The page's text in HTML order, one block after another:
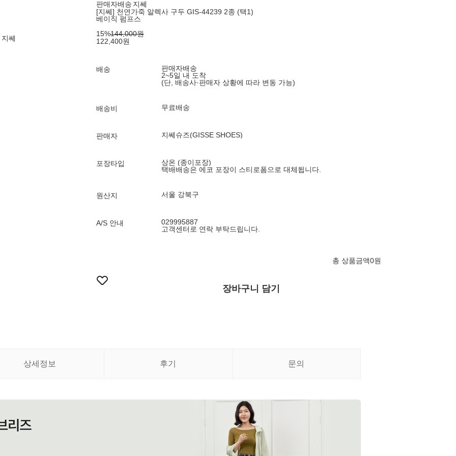
쎄
판매자배송 지쎄
[지쎄] 천연가죽 알렉사 구두 GIS-44239 2종 (택1)
베이직 펌프스
15%144,000원
122,400원
배송
판매자배송
2~5일 내 도착
(단, 배송사·판매자 상황에 따라 변동 가능)
배송비 무료배송
판매자 지쎄슈즈(GISSE SHOES)
포장타입
상온 (종이포장)
택배배송은 에코 포장이 스티로폼으로 대체됩니다.
원산지 서울 강북구
A/S 안내
029995887
고객센터로 연락 부탁드립니다.
총 상품금액0원
장바구니 담기
상세정보 후기 문의